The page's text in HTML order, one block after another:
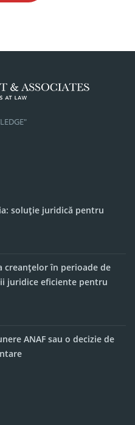
soluție juridică pentru
creanțelor în perioade de
juridice eficiente pentru
ANAF sau o decizie de